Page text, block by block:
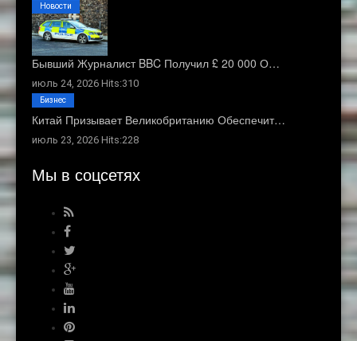
Бывший Журналист BBC Получил £ 20 000 О…
июль 24, 2026 Hits:310
Новости
Китай Призывает Великобританию Обеспечит…
июль 23, 2026 Hits:228
Бизнес
Мы в соцсетях